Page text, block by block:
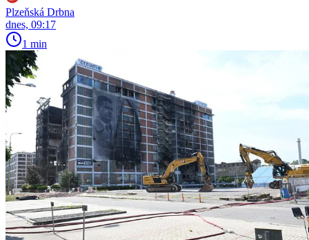
Plzeňská Drbna
dnes, 09:17
1 min